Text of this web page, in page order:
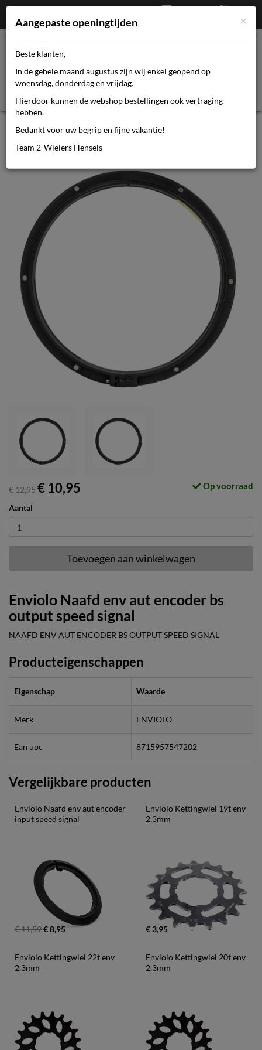
€0,00
Afrekenen
Mijn account
Enviolo Naafd env aut encoder bs
output speed signal
€ 12,95€ 10,95 Op voorraad
Aantal
Toevoegen aan winkelwagen
Enviolo Naafd env aut encoder bs
output speed signal
NAAFD ENV AUT ENCODER BS OUTPUT SPEED SIGNAL
Producteigenschappen
Eigenschap Waarde
Merk ENVIOLO
Ean upc 8715957547202
Vergelijkbare producten
Enviolo Naafd env aut encoder
input speed signal
€ 11,59€ 8,95
Enviolo Kettingwiel 19t env
2.3mm
€ 3,95
Enviolo Kettingwiel 22t env
2.3mm
Enviolo Kettingwiel 20t env
2.3mm
×
Aangepaste openingtijden
Beste klanten,
In de gehele maand augustus zijn wij enkel geopend op
woensdag, donderdag en vrijdag.
Hierdoor kunnen de webshop bestellingen ook vertraging
hebben.
Bedankt voor uw begrip en fijne vakantie!
Team 2-Wielers Hensels